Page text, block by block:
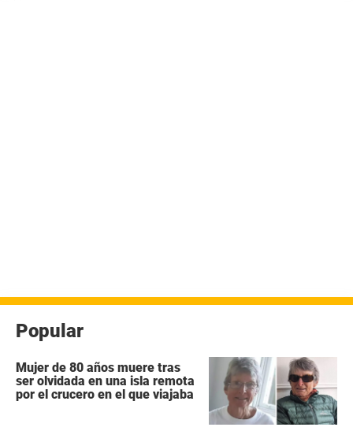
Popular
Mujer de 80 años muere tras
ser olvidada en una isla remota
por el crucero en el que viajaba